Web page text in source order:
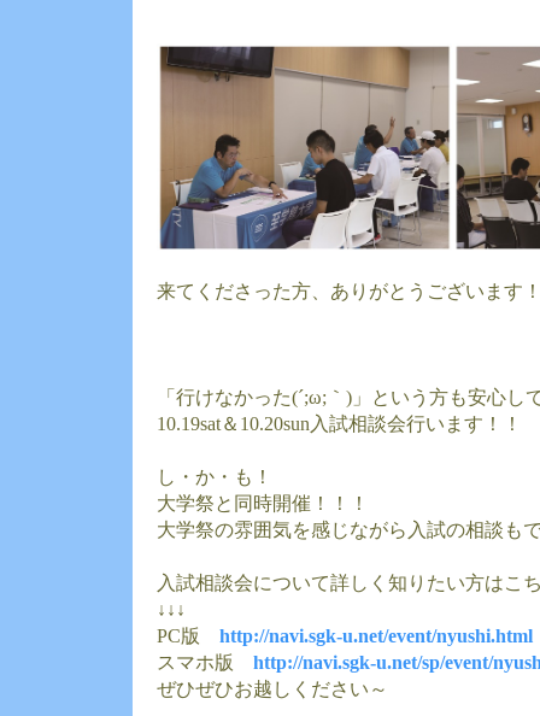
来てくださった方、ありがとうございます
「行けなかった(´;ω;｀)」という方も安心し
10.19sat＆10.20sun入試相談会行います！！
し・か・も！
大学祭と同時開催！！！
大学祭の雰囲気を感じながら入試の相談も
入試相談会について詳しく知りたい方はこ
↓↓↓
PC版 http://navi.sgk-u.net/event/nyushi.html
スマホ版 http://navi.sgk-u.net/sp/event/
ぜひぜひお越しください～